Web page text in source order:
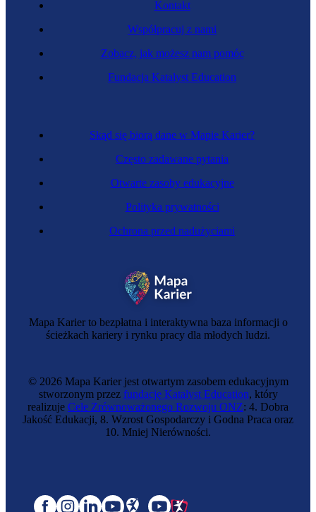
Mapa Karier to bezpłatna i interaktywna baza informacji o
ścieżkach kariery i rynku pracy dla młodych ludzi.
Skąd się biorą dane w Mapie Karier?
Często zadawane pytania
Otwarte zasoby edukacyjne
Polityka prywatności
Ochrona przed nadużyciami
Kontakt
Współpracuj z nami
Zobacz, jak możesz nam pomóc
Fundacja Katalyst Education
© 2026 Mapa Karier jest otwartym zasobem edukacyjnym
stworzonym przez fundację Katalyst Education, który
realizuje Cele Zrównoważonego Rozwoju ONZ: 4. Dobra
Jakość Edukacji, 8. Wzrost Gospodarczy i Godna Praca oraz
10. Mniej Nierówności.